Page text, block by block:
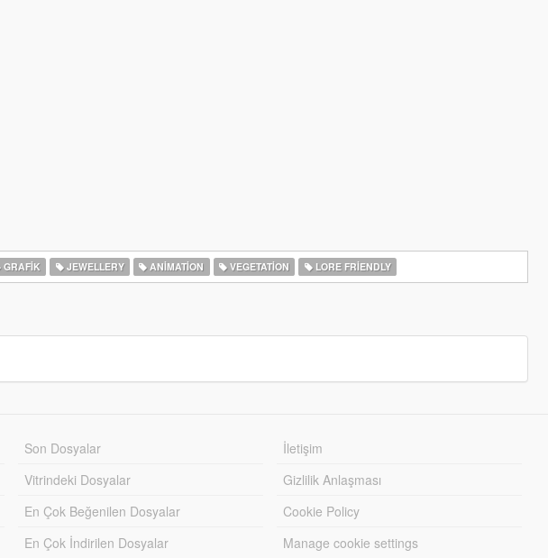
GRAFIK JEWELLERY ANIMATION VEGETATION LORE FRIENDLY
Son Dosyalar
Vitrindeki Dosyalar
En Çok Beğenilen Dosyalar
En Çok İndirilen Dosyalar
İletişim
Gizlilik Anlaşması
Cookie Policy
Manage cookie settings